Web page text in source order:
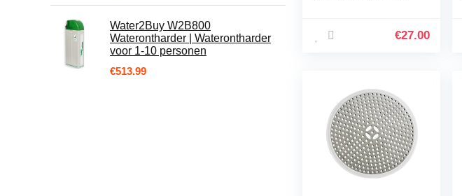
Water2Buy W2B800
Waterontharder | Waterontharder
voor 1-10 personen
€513.99
€27.00